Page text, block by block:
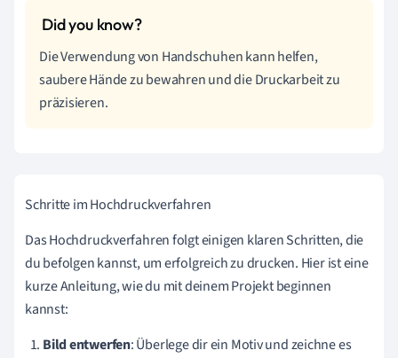
Die Verwendung von Handschuhen kann helfen,
saubere Hände zu bewahren und die Druckarbeit zu
präzisieren.
Schritte im Hochdruckverfahren
Das Hochdruckverfahren folgt einigen klaren Schritten, die
du befolgen kannst, um erfolgreich zu drucken. Hier ist eine
kurze Anleitung, wie du mit deinem Projekt beginnen
kannst:
Bild entwerfen: Überlege dir ein Motiv und zeichne es